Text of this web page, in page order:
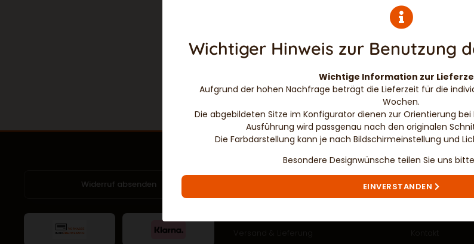
Wichtiger Hinweis zur Benutzung
Wichtige Information zur
Aufgrund der hohen Nachfrage beträgt die Lieferzeit für die
Wochen.
Die abgebildeten Sitze im Konfigurator dienen zur Orientierung
Ausführung wird passgenau nach den originalen
Die Farbdarstellung kann je nach Bildschirmeinstellung und
Besondere Designwünsche teilen Sie uns
EINVERSTANDEN
Widerruf absenden
MEHR ÜBER UNS… WICHTIGE